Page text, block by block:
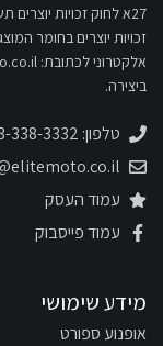
זכויות יוצרים בחומר
אלקטרוני לכתובת:
ביצירה.
טלפון: 053-338-3332
עמוד העסק
עמוד פייסבוק
מידע שימושי
אופנוע ספורט